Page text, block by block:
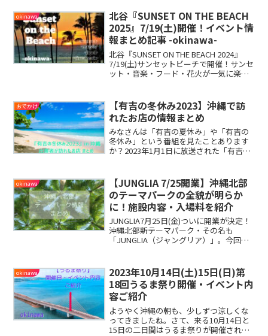
okinawa
北谷『SUNSET ON THE BEACH
2025』7/19(土)開催！イベント情
報まとめ記事 -okinawa-
北谷『SUNSET ON THE BEACH 2024』
7/19(土)サンセットビーチで開催！サンセ
ット・音楽・フード・花火が一気に楽し
たのでご紹介したいと思います。
おでかけ
【有吉の冬休み2023】沖縄で訪
れたお店の情報まとめ
みなさんは「有吉の夏休み」や「有吉の
冬休み」という番組を見たことあります
か？2023年1月1日に放送された「有吉の
たお店をまとめましたので、ご紹介した
いと思います。
okinawa
【JUNGLIA 7/25開業】沖縄北部
のテーマパークの全貌が明らか
に！施設内容・入場料を紹介
JUNGLIA7月25日(金)ついに開業が決定！
沖縄北部新テーマパーク・その名も
「JUNGLIA（ジャングリア）」。今回
ご紹介していきたいと思います。
okinawa
2023年10月14日(土)15日(日)第
18回うるま祭り開催・イベント内
容ご紹介
ようやく沖縄の朝も、少しずつ涼しくな
ってきましたね。さて、来る10月14日と
15日の二日間はうるま祭りが開催されま